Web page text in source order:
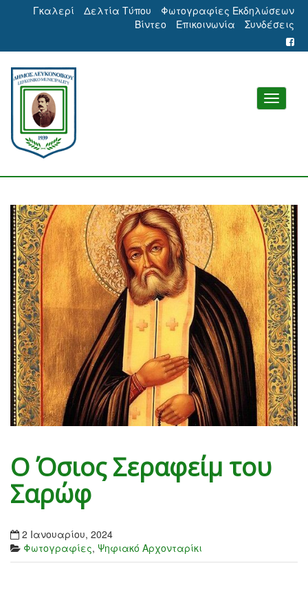
Γκαλερί Δελτία Τύπου
Φωτογραφίες Εκδηλώσεων
Βίντεο
Επικοινωνία Συνδέσεις
Ο Όσιος Σεραφείμ του
Σαρώφ
2 Ιανουαρίου, 2024
Φωτογραφίες, Ψηφιακό Αρχονταρίκι